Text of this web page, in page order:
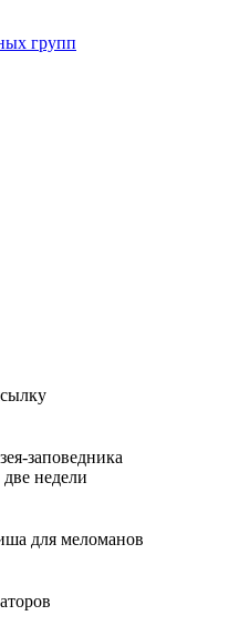
групп
заповедника
недели
для меломанов